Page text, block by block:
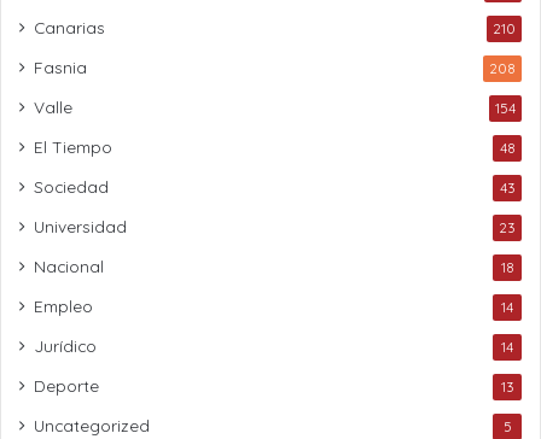
Canarias 210
Fasnia 208
Valle 154
El Tiempo 48
Sociedad 43
Universidad 23
Nacional 18
Empleo 14
Jurídico 14
Deporte 13
Uncategorized 5